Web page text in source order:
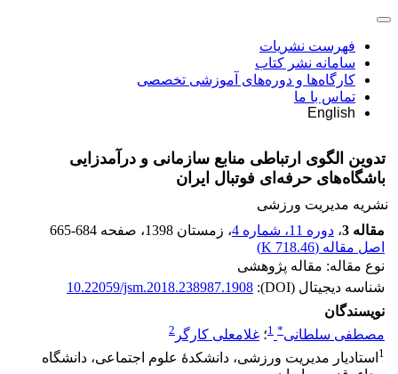
فهرست نشریات
سامانه نشر کتاب
کارگاه‌ها و دوره‌های آموزشی تخصصی
تماس با ما
English
تدوین الگوی ارتباطی منابع سازمانی و درآمدزایی
باشگاه‌های حرفه‌ای فوتبال ایران
نشریه مدیریت ورزشی
مقاله 3
، دوره 11، شماره 4 ، زمستان 1398 ، صفحه 665-684
اصل مقاله (718.46 K
)
نوع مقاله: مقاله پژوهشی
شناسه دیجیتال (DOI):
10.22059/jsm.2018.238987.1908
نویسندگان
مصطفی سلطانی*
1؛ غلامعلی کارگر 2
1 استادیار مدیریت ورزشی، دانشکدۀ علوم اجتماعی، دانشگاه